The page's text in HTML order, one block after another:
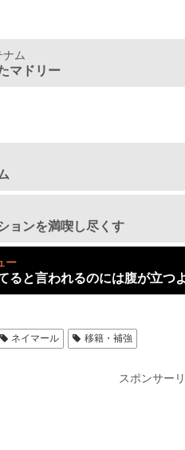
ム
マドリー
ョンを満喫し尽くす
ー
ると言われるのには腹が立つよ
ネイマール 移籍・補強
スポンサー